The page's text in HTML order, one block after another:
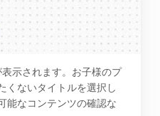
示されます。お子様のプ
くないタイトルを選択し
能なコンテンツの確認な